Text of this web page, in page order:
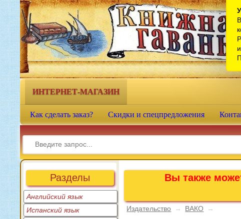
Книжная гавань - интернет-
магазин учебной литературы
ИНТЕРНЕТ-МАГАЗИН
Как сделать заказ? Скидки и спецпредложения
Разделы
Английский язык
Испанский язык
Вы также
Издательство → ВАКО
→